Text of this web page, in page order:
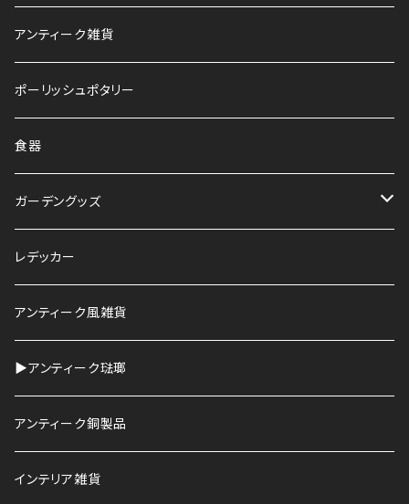
アンティーク雑貨
ポーリッシュポタリー
食器
ガーデングッズ
鉢
HAWS
レデッカー
アンティーク風雑貨
▶︎アンティーク琺瑯
アンティーク銅製品
インテリア雑貨